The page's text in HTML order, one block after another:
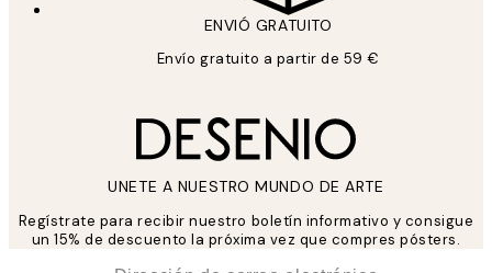
ENVIÓ GRATUITO
Envío gratuito a partir de 59 €
UNETE A NUESTRO MUNDO DE ARTE
Regístrate para recibir nuestro boletín informativo y consigue
un 15% de descuento la próxima vez que compres pósters.